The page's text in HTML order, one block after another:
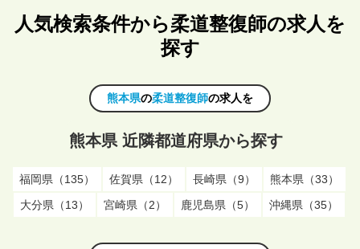
人気検索条件から柔道整復師の求人を
探す
熊本県の柔道整復師の求人を
熊本県 近隣都道府県から探す
福岡県（135） 佐賀県（12） 長崎県（9）
熊本県（33）
大分県（13）
宮崎県（2） 鹿児島県（5） 沖縄県（35）